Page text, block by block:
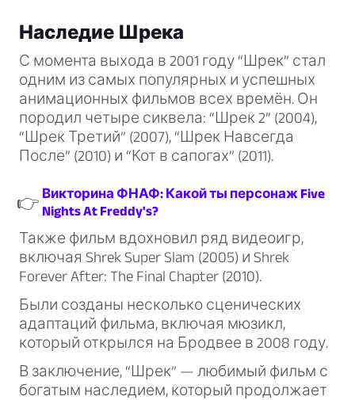
Наследие Шрека
С момента выхода в 2001 году “Шрек” стал
одним из самых популярных и успешных
анимационных фильмов всех времён. Он
породил четыре сиквела: “Шрек 2” (2004),
“Шрек Третий” (2007), “Шрек Навсегда
После” (2010) и “Кот в сапогах” (2011).
👉 Викторина ФНАФ: Какой ты персонаж Five
Nights At Freddy's?
Также фильм вдохновил ряд видеоигр,
включая Shrek Super Slam (2005) и Shrek
Forever After: The Final Chapter (2010).
Были созданы несколько сценических
адаптаций фильма, включая мюзикл,
который открылся на Бродвее в 2008 году.
В заключение, “Шрек” — любимый фильм с
богатым наследием, который продолжает